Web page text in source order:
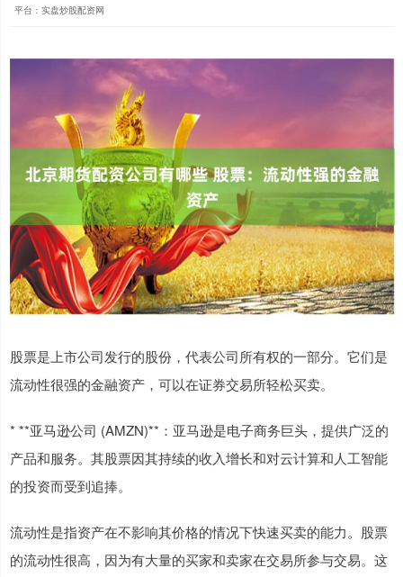
平台：实盘炒股配资网
股票是上市公司发行的股份，代表公司所有权的一部分。它们是
流动性很强的金融资产，可以在证券交易所轻松买卖。
* **亚马逊公司 (AMZN)**：亚马逊是电子商务巨头，提供广泛的
产品和服务。其股票因其持续的收入增长和对云计算和人工智能
的投资而受到追捧。
流动性是指资产在不影响其价格的情况下快速买卖的能力。股票
的流动性很高，因为有大量的买家和卖家在交易所参与交易。这